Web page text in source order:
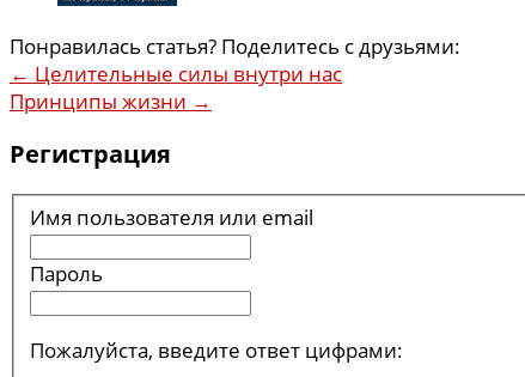
Понравилась статья? Поделитесь с друзьями:
← Целительные силы внутри нас
Принципы жизни →
Регистрация
Имя пользователя или email
Пароль
Пожалуйста, введите ответ цифрами: